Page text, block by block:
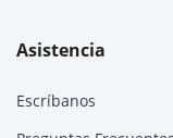
Asistencia
Escríbanos